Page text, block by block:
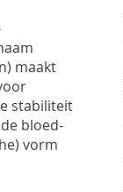
maakt
stabiliteit
bloed-
vorm